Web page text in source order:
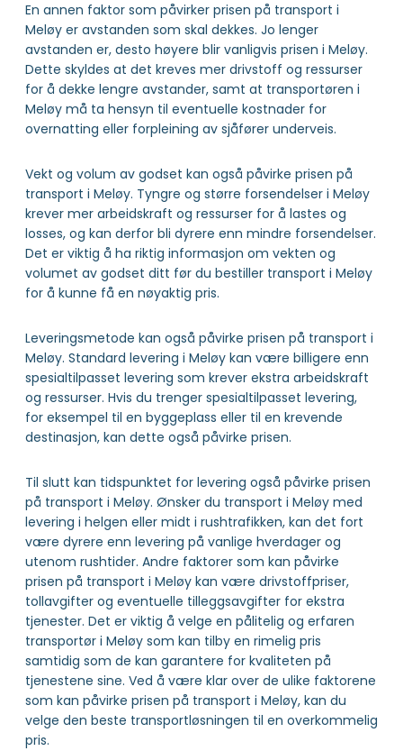
En annen faktor som påvirker prisen på transport i
Meløy er avstanden som skal dekkes. Jo lenger
avstanden er, desto høyere blir vanligvis prisen i Meløy.
Dette skyldes at det kreves mer drivstoff og ressurser
for å dekke lengre avstander, samt at transportøren i
Meløy må ta hensyn til eventuelle kostnader for
overnatting eller forpleining av sjåfører underveis.
Vekt og volum av godset kan også påvirke prisen på
transport i Meløy. Tyngre og større forsendelser i Meløy
krever mer arbeidskraft og ressurser for å lastes og
losses, og kan derfor bli dyrere enn mindre forsendelser.
Det er viktig å ha riktig informasjon om vekten og
volumet av godset ditt før du bestiller transport i Meløy
for å kunne få en nøyaktig pris.
Leveringsmetode kan også påvirke prisen på transport i
Meløy. Standard levering i Meløy kan være billigere enn
spesialtilpasset levering som krever ekstra arbeidskraft
og ressurser. Hvis du trenger spesialtilpasset levering,
for eksempel til en byggeplass eller til en krevende
destinasjon, kan dette også påvirke prisen.
Til slutt kan tidspunktet for levering også påvirke prisen
på transport i Meløy. Ønsker du transport i Meløy med
levering i helgen eller midt i rushtrafikken, kan det fort
være dyrere enn levering på vanlige hverdager og
utenom rushtider. Andre faktorer som kan påvirke
prisen på transport i Meløy kan være drivstoffpriser,
tollavgifter og eventuelle tilleggsavgifter for ekstra
tjenester. Det er viktig å velge en pålitelig og erfaren
transportør i Meløy som kan tilby en rimelig pris
samtidig som de kan garantere for kvaliteten på
tjenestene sine. Ved å være klar over de ulike faktorene
som kan påvirke prisen på transport i Meløy, kan du
velge den beste transportløsningen til en overkommelig
pris.